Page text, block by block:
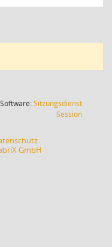
Software:Sitzungsdienst
Session(Wird in
GmbH